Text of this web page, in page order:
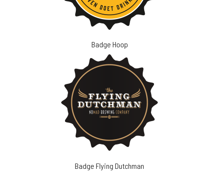
Badge Hoop
Badge Flying Dutchman